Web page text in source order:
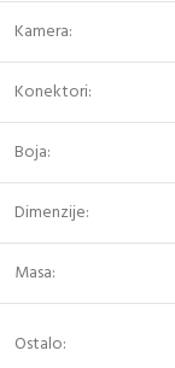
Kamera:
Konektori:
Boja:
Dimenzije:
Masa:
Ostalo: